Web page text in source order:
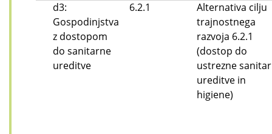
d3:
Gospodinjstva
z dostopom
do sanitarne
ureditve
6.2.1
Alternativa cilju
trajnostnega
razvoja 6.2.1
(dostop do
ustrezne
ureditve in
higiene)